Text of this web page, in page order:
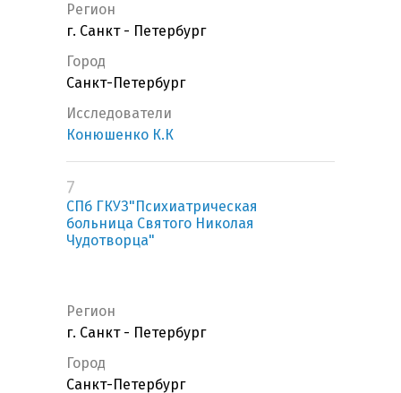
Регион
г. Санкт - Петербург
Город
Санкт-Петербург
Исследователи
Конюшенко К.К
7
СПб ГКУЗ"Психиатрическая
больница Святого Николая
Чудотворца"
Регион
г. Санкт - Петербург
Город
Санкт-Петербург